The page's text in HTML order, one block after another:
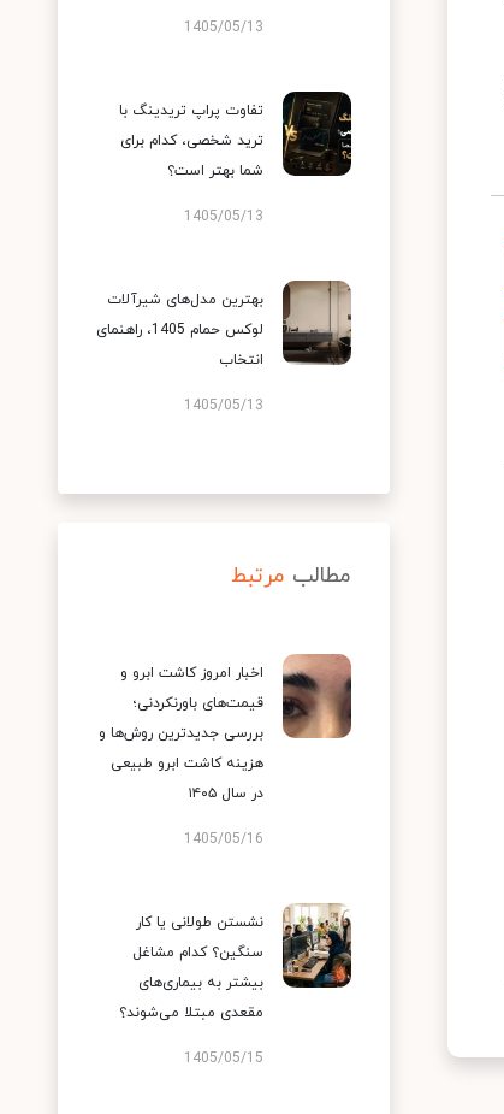
1405/05/13
تفاوت پراپ تریدینگ با
ترید شخصی، کدام برای
شما بهتر است؟
1405/05/13
بهترین مدل‌های شیرآلات
لوکس حمام 1405، راهنمای
انتخاب
1405/05/13
مطالب مرتبط
اخبار امروز کاشت ابرو و
قیمت‌های باورنکردنی؛
بررسی جدیدترین روش‌ها و
هزینه کاشت ابرو طبیعی
در سال ۱۴۰۵
1405/05/16
نشستن طولانی یا کار
سنگین؟ کدام مشاغل
بیشتر به بیماری‌های
مقعدی مبتلا می‌شوند؟
1405/05/15